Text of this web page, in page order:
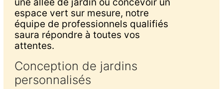
une allée de jardin ou concevoir un
espace vert sur mesure, notre
équipe de professionnels qualifiés
saura répondre à toutes vos
attentes.
Conception de jardins
personnalisés